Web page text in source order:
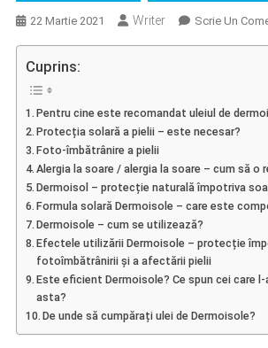
22 Martie 2021 Writer Scrie Un
Cuprins:
Pentru cine este recomandat uleiul de
Protecția solară a pielii – este necesar?
Foto-îmbătrânire a pielii
Alergia la soare / alergia la soare – cum să o
Dermoisol – protecție naturală împotriva
Formula solară Dermoisole – care este
Dermoisole – cum se utilizează?
Efectele utilizării Dermoisole – protecție
fotoîmbătrânirii și a afectării pielii
Este eficient Dermoisole? Ce spun cei care
asta?
De unde să cumpărați ulei de Dermoisole?